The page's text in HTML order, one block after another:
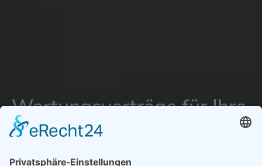
Wartungsverträge für Ihre
Photovoltaik Anlage in
Göppingen -Energetische